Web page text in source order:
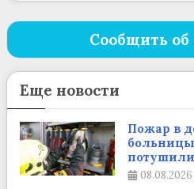
Сообщить
Еще новости
Пожар в
потушили
08.08.2026